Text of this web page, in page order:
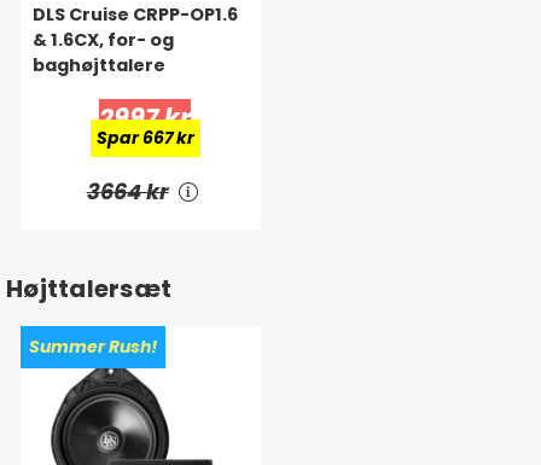
DLS Cruise CRPP-OP1.6
& 1.6CX, for- og
baghøjttalere
2997 kr
Spar 667 kr
3664 kr
Højttalersæt
Summer Rush!